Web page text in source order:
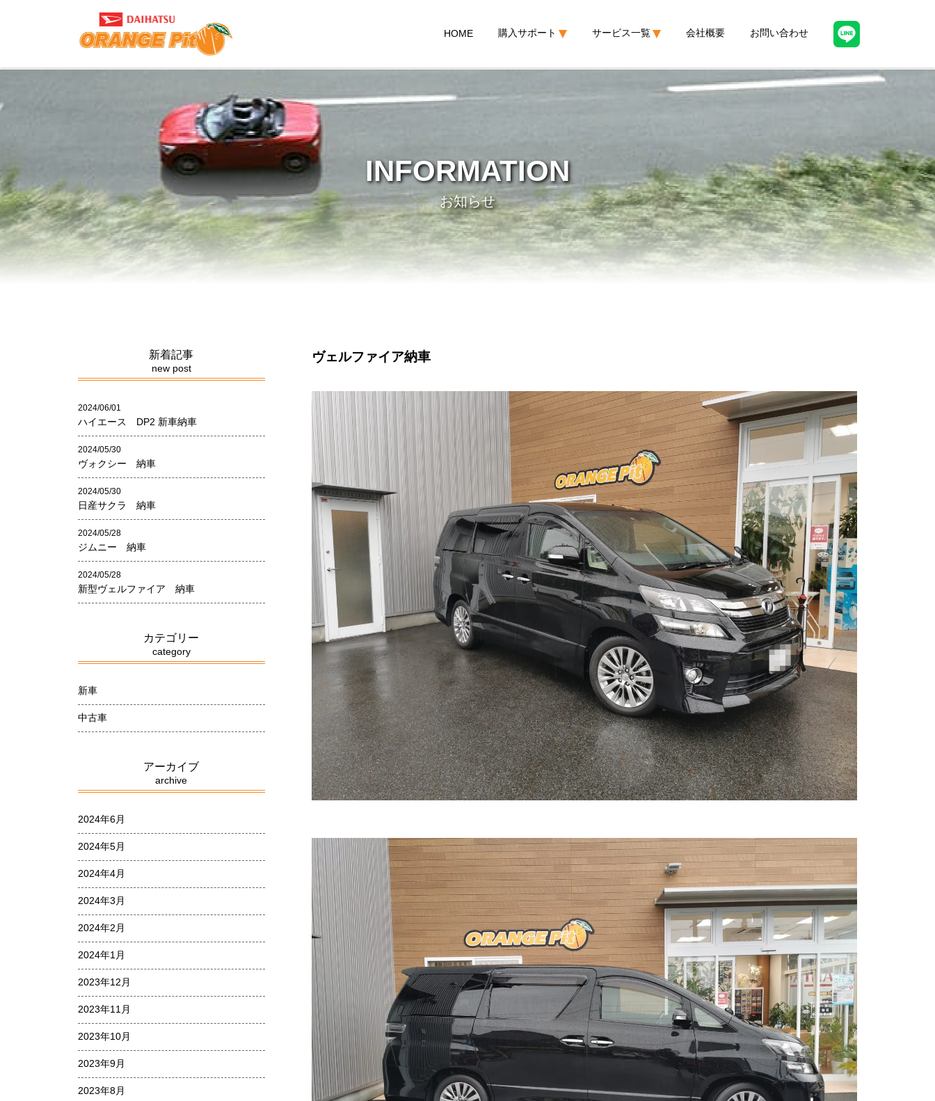
HOME 購入サポート サービス一覧 会社概要 お問い合わせ
INFORMATION
お知らせ
ヴェルファイア納車
新着記事
new post
2024/06/01
ハイエース DP2 新車納車
2024/05/30
ヴォクシー 納車
2024/05/30
日産サクラ 納車
2024/05/28
ジムニー 納車
2024/05/28
新型ヴェルファイア 納車
カテゴリー
category
新車
中古車
アーカイブ
archive
2024年6月
2024年5月
2024年4月
2024年3月
2024年2月
2024年1月
2023年12月
2023年11月
2023年10月
2023年9月
2023年8月